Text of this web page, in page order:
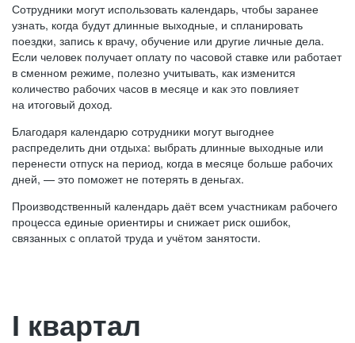
Сотрудники могут использовать календарь, чтобы заранее
узнать, когда будут длинные выходные, и спланировать
поездки, запись к врачу, обучение или другие личные дела.
Если человек получает оплату по часовой ставке или работает
в сменном режиме, полезно учитывать, как изменится
количество рабочих часов в месяце и как это повлияет
на итоговый доход.
Благодаря календарю сотрудники могут выгоднее
распределить дни отдыха: выбрать длинные выходные или
перенести отпуск на период, когда в месяце больше рабочих
дней, — это поможет не потерять в деньгах.
Производственный календарь даёт всем участникам рабочего
процесса единые ориентиры и снижает риск ошибок,
связанных с оплатой труда и учётом занятости.
I квартал